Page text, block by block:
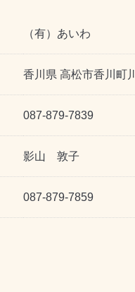
（有）あいわ
香川県 高松市香川町
087-879-7839
影山 敦子
087-879-7859